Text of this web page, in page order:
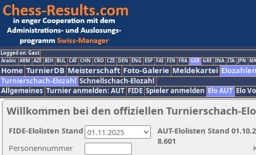
Logged on: Gast
Arabic ARM AZE BIH BUL CAT CHN CRO CZE DEN ENG ESP FAI FIN FRA GER GRE INA ITA JPN
Home TurnierDB Meisterschaft Foto-Galerie Meldekartei Elozahlen
Turnierschach-Elozahl Schnellschach-Elozahl
Allgemeines Turnier anmelden: AUT FIDE Spieler anmelden Elo AUT Elo
Willkommen bei den offiziellen Turnierschach-
Personennummer
AUT-Elolisten Stand
8.601
FIDE-Elolisten Stand